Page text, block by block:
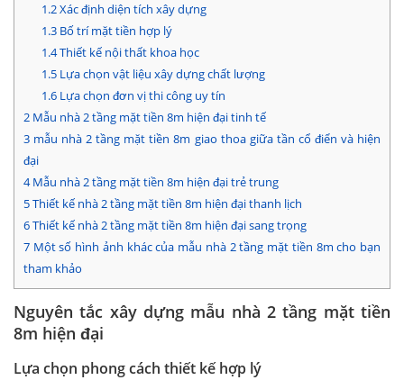
1.2Xác định diện tích xây dựng
1.3Bố trí mặt tiền hợp lý
1.4Thiết kế nội thất khoa học
1.5Lựa chọn vật liệu xây dựng chất lượng
1.6Lựa chọn đơn vị thi công uy tín
2 Mẫu nhà 2 tầng mặt tiền 8m hiện đại tinh tế
3 mẫu nhà 2 tầng mặt tiền 8m giao thoa giữa tần cổ điển và hiện
đại
4Mẫu nhà 2 tầng mặt tiền 8m hiện đại trẻ trung
5Thiết kế nhà 2 tầng mặt tiền 8m hiện đại thanh lịch
6Thiết kế nhà 2 tầng mặt tiền 8m hiện đại sang trọng
7 Một số hình ảnh khác của mẫu nhà 2 tầng mặt tiền 8m cho bạn
tham khảo
Nguyên tắc xây dựng mẫu nhà 2 tầng mặt tiền
8m hiện đại
Lựa chọn phong cách thiết kế hợp lý